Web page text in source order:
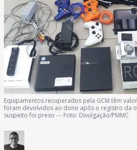
Equipamentos recuperados pela GCM têm
foram devolvidos ao dono após o registro da
suspeito foi preso — Foto: Divulgação/PMMC